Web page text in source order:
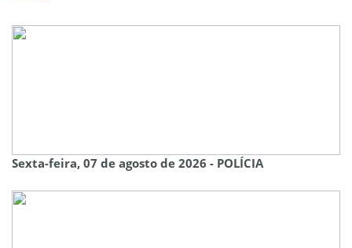
Sexta-feira, 07 de agosto de 2026 - POLÍCIA